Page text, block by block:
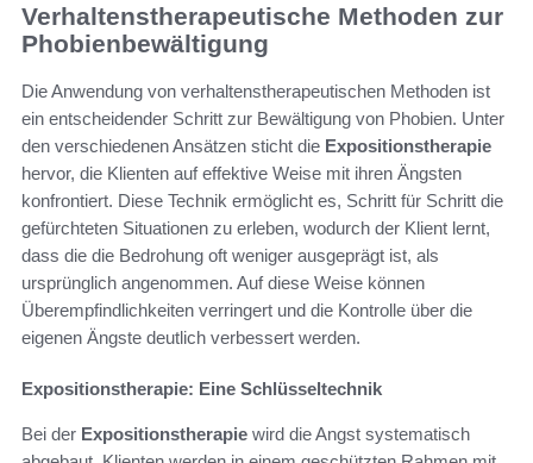
Verhaltenstherapeutische Methoden zur
Phobienbewältigung
Die Anwendung von verhaltenstherapeutischen Methoden ist
ein entscheidender Schritt zur Bewältigung von Phobien. Unter
den verschiedenen Ansätzen sticht die Expositionstherapie
hervor, die Klienten auf effektive Weise mit ihren Ängsten
konfrontiert. Diese Technik ermöglicht es, Schritt für Schritt die
gefürchteten Situationen zu erleben, wodurch der Klient lernt,
dass die die Bedrohung oft weniger ausgeprägt ist, als
ursprünglich angenommen. Auf diese Weise können
Überempfindlichkeiten verringert und die Kontrolle über die
eigenen Ängste deutlich verbessert werden.
Expositionstherapie: Eine Schlüsseltechnik
Bei der Expositionstherapie wird die Angst systematisch